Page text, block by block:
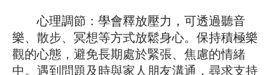
心理調節：學會釋放壓力，可透過聽音
樂、散步、冥想等方式放鬆身心。保持積極樂
觀的心態，避免長期處於緊張、焦慮的情緒
中。遇到問題及時與家人朋友溝通，尋求支持